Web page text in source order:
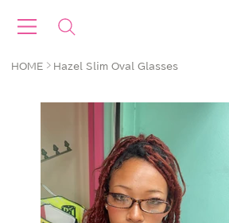
HOME > Hazel Slim Oval Glasses